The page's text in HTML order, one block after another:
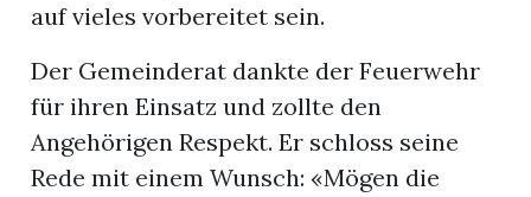
auf vieles vorbereitet sein.
Der Gemeinderat dankte der Feuerwehr
für ihren Einsatz und zollte den
Angehörigen Respekt. Er schloss seine
Rede mit einem Wunsch: «Mögen die